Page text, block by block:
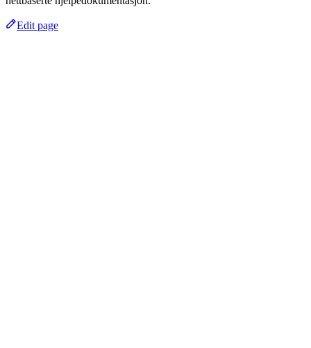
Edit page